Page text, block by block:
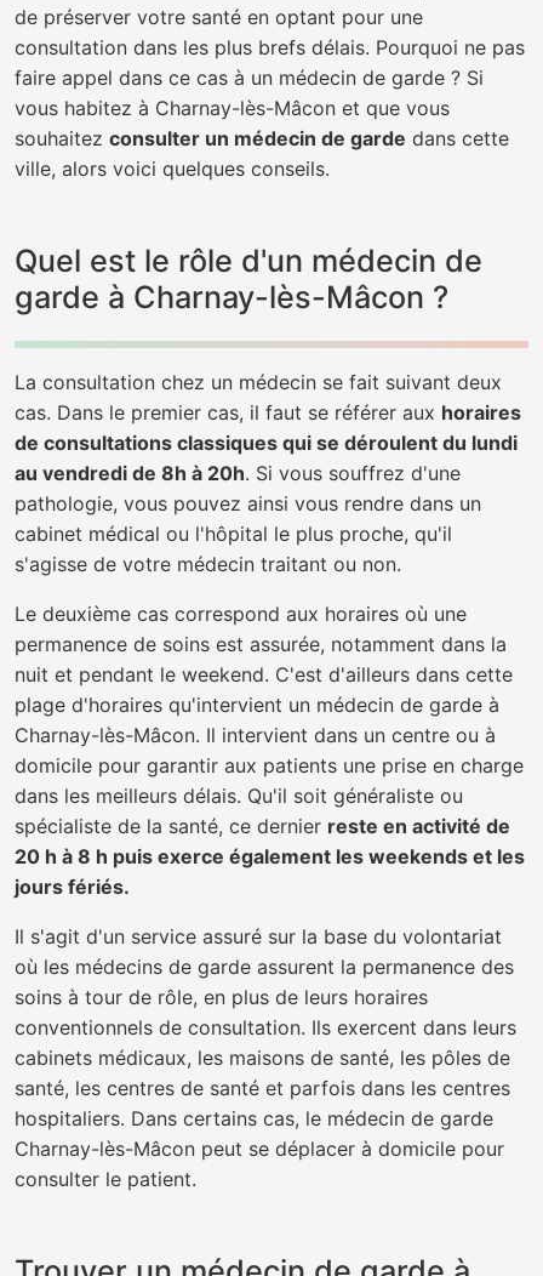
de préserver votre santé en optant pour une
consultation dans les plus brefs délais. Pourquoi ne pas
faire appel dans ce cas à un médecin de garde ? Si
vous habitez à Charnay-lès-Mâcon et que vous
souhaitez consulter un médecin de garde dans cette
ville, alors voici quelques conseils.
Quel est le rôle d'un médecin de
garde à Charnay-lès-Mâcon ?
La consultation chez un médecin se fait suivant deux
cas. Dans le premier cas, il faut se référer aux horaires
de consultations classiques qui se déroulent du lundi
au vendredi de 8h à 20h. Si vous souffrez d'une
pathologie, vous pouvez ainsi vous rendre dans un
cabinet médical ou l'hôpital le plus proche, qu'il
s'agisse de votre médecin traitant ou non.
Le deuxième cas correspond aux horaires où une
permanence de soins est assurée, notamment dans la
nuit et pendant le weekend. C'est d'ailleurs dans cette
plage d'horaires qu'intervient un médecin de garde à
Charnay-lès-Mâcon. Il intervient dans un centre ou à
domicile pour garantir aux patients une prise en charge
dans les meilleurs délais. Qu'il soit généraliste ou
spécialiste de la santé, ce dernier reste en activité de
20 h à 8 h puis exerce également les weekends et les
jours fériés.
Il s'agit d'un service assuré sur la base du volontariat
où les médecins de garde assurent la permanence des
soins à tour de rôle, en plus de leurs horaires
conventionnels de consultation. Ils exercent dans leurs
cabinets médicaux, les maisons de santé, les pôles de
santé, les centres de santé et parfois dans les centres
hospitaliers. Dans certains cas, le médecin de garde
Charnay-lès-Mâcon peut se déplacer à domicile pour
consulter le patient.